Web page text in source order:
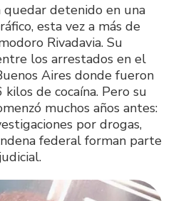
detenido en una
esta vez a más de
Rivadavia. Su
los arrestados en el
Aires donde fueron
de cocaína. Pero su
muchos años antes:
por drogas,
federal forman parte